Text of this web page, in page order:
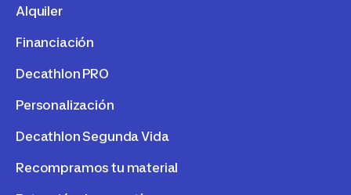
Alquiler
Financiación
Decathlon PRO
Personalización
Decathlon Segunda Vida
Recompramos tu material